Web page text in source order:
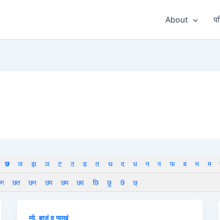
About
छ ज झ ञ ट ठ ड त थ द ध न प फ ब भ म
छत छन छप छम छव छि छु छे छ्
म्ये, बाजं व प्याखं